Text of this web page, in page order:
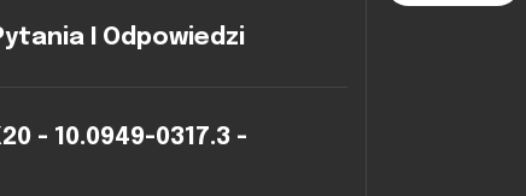
I Odpowiedzi
- 10.0949-0317.3 -